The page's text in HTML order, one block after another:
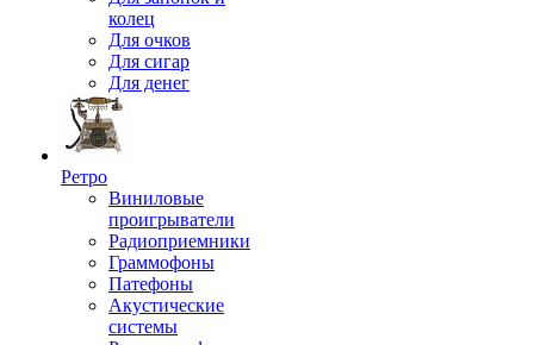
колец
Для очков
Для сигар
Для денег
Ретро
Виниловые
проигрыватели
Радиоприемники
Граммофоны
Патефоны
Акустические
системы